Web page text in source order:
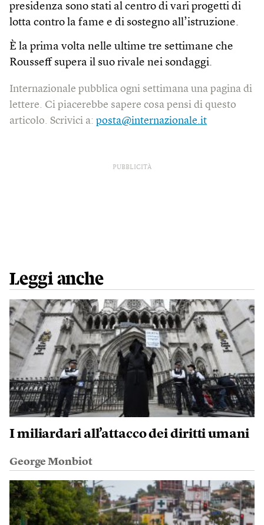
presidenza sono stati al centro di vari progetti di
lotta contro la fame e di sostegno all’istruzione.
È la prima volta nelle ultime tre settimane che
Rousseff supera il suo rivale nei sondaggi.
Internazionale pubblica ogni settimana una pagina di
lettere. Ci piacerebbe sapere cosa pensi di questo
articolo. Scrivici a: posta@internazionale.it
PUBBLICITÀ
Leggi anche
I miliardari all’attacco dei diritti umani
George Monbiot